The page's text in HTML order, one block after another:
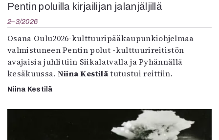
Pentin poluilla kirjailijan jalanjäljillä
2–3/2026
Osana Oulu2026-kulttuuripääkaupunkiohjelmaa
valmistuneen Pentin polut -kulttuurireitistön
avajaisia juhlittiin Siikalatvalla ja Pyhännällä
kesäkuussa. Niina Kestilätutustui reittiin.
Niina Kestilä